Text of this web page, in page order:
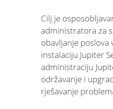
Cilj je
administratora za
obavljanje poslova
instalaciju Jupiter
administraciju
održavanje i
rješavanje